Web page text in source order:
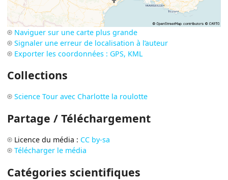
Naviguer sur une carte plus grande
Signaler une erreur de localisation à l’auteur
Exporter les coordonnées : GPS, KML
Collections
Science Tour avec Charlotte la roulotte
Partage / Téléchargement
Licence du média : CC by-sa
Télécharger le média
Catégories scientifiques